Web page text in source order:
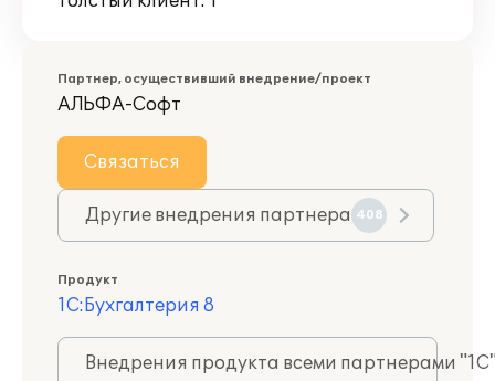
Партнер, осуществивший внедрение/проект
АЛЬФА-Софт
Связаться
Другие внедрения партнера 408
Продукт
1С:Бухгалтерия 8
Внедрения продукта всеми партнерами